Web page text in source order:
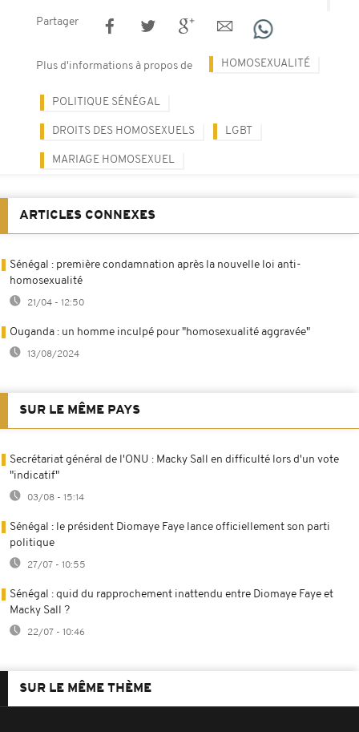
Partager
Plus d'informations à propos de HOMOSEXUALITÉ
POLITIQUE SÉNÉGAL
DROITS DES HOMOSEXUELS LGBT
MARIAGE HOMOSEXUEL
ARTICLES CONNEXES
Sénégal : première condamnation après la nouvelle loi anti-
homosexualité
21/04 - 12:50
Ouganda : un homme inculpé pour "homosexualité aggravée"
13/08/2024
SUR LE MÊME PAYS
Secrétariat général de l'ONU : Macky Sall en difficulté lors d'un vote
"indicatif"
03/08 - 15:14
Sénégal : le président Diomaye Faye lance officiellement son parti
politique
27/07 - 10:55
Sénégal : quid du rapprochement inattendu entre Diomaye Faye et
Macky Sall ?
22/07 - 10:46
SUR LE MÊME THÈME